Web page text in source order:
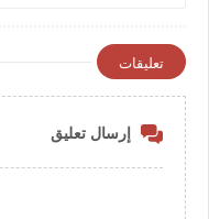
تعليقات
إرسال تعليق